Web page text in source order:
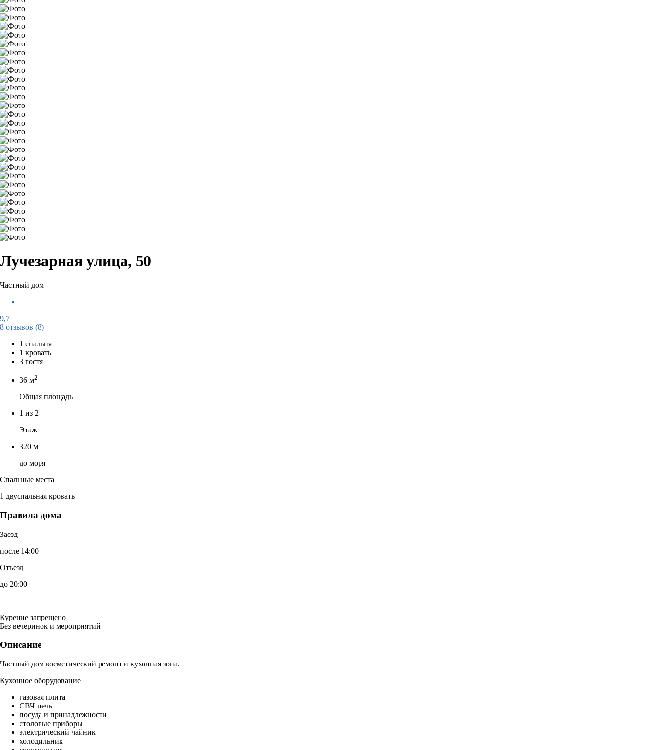
Лучезарная улица, 50
Частный дом
9,7
8 отзывов (8)
1 спальня
1 кровать
3 гостя
36 м2
Общая площадь
1 из 2
Этаж
320 м
до моря
Спальные места
1 двуспальная кровать
Правила дома
Заезд
после 14:00
Отъезд
до 20:00
Курение запрещено
Без вечеринок и мероприятий
Описание
Частный дом косметический ремонт и кухонная зона.
Кухонное оборудование
газовая плита
СВЧ-печь
посуда и принадлежности
столовые приборы
электрический чайник
холодильник